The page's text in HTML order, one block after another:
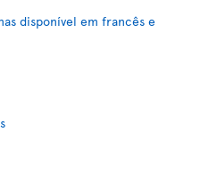
disponível em francês e